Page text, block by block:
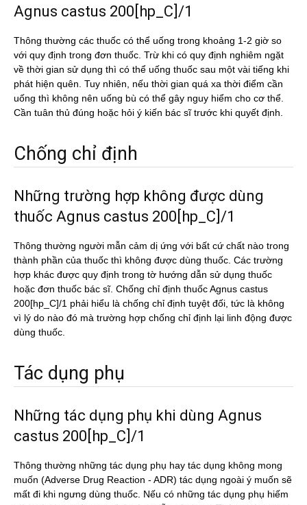
Agnus castus 200[hp_C]/1
Thông thường các thuốc có thể uống trong khoảng 1-2 giờ so
với quy định trong đơn thuốc. Trừ khi có quy định nghiêm ngặt
về thời gian sử dụng thì có thể uống thuốc sau một vài tiếng khi
phát hiện quên. Tuy nhiên, nếu thời gian quá xa thời điểm cần
uống thì không nên uống bù có thể gây nguy hiểm cho cơ thể.
Cần tuân thủ đúng hoặc hỏi ý kiến bác sĩ trước khi quyết định.
Chống chỉ định
Những trường hợp không được dùng
thuốc Agnus castus 200[hp_C]/1
Thông thường người mẫn cảm dị ứng với bất cứ chất nào trong
thành phần của thuốc thì không được dùng thuốc. Các trường
hợp khác được quy định trong tờ hướng dẫn sử dụng thuốc
hoặc đơn thuốc bác sĩ. Chống chỉ định thuốc Agnus castus
200[hp_C]/1 phải hiểu là chống chỉ định tuyệt đối, tức là không
vì lý do nào đó mà trường hợp chống chỉ định lại linh động được
dùng thuốc.
Tác dụng phụ
Những tác dụng phụ khi dùng Agnus
castus 200[hp_C]/1
Thông thường những tác dụng phụ hay tác dụng không mong
muốn (Adverse Drug Reaction - ADR) tác dụng ngoài ý muốn sẽ
mất đi khi ngưng dùng thuốc. Nếu có những tác dụng phụ hiếm